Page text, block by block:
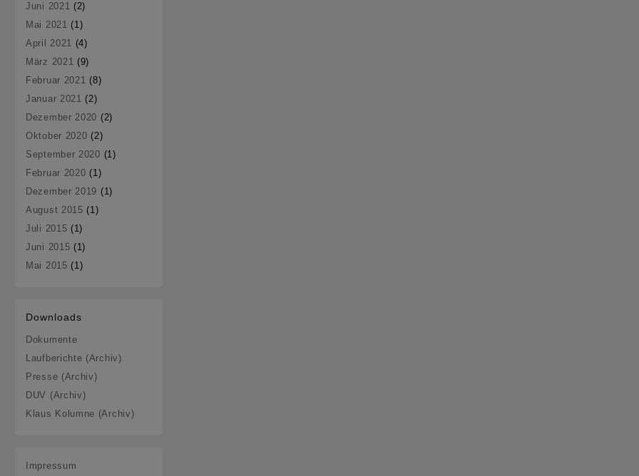
Juni 2021 (2)
Mai 2021 (1)
April 2021 (4)
März 2021 (9)
Februar 2021 (8)
Januar 2021 (2)
Dezember 2020 (2)
Oktober 2020 (2)
September 2020 (1)
Februar 2020 (1)
Dezember 2019 (1)
August 2015 (1)
Juli 2015 (1)
Juni 2015 (1)
Mai 2015 (1)
Downloads
Dokumente
Laufberichte (Archiv)
Presse (Archiv)
DUV (Archiv)
Klaus Kolumne (Archiv)
Impressum